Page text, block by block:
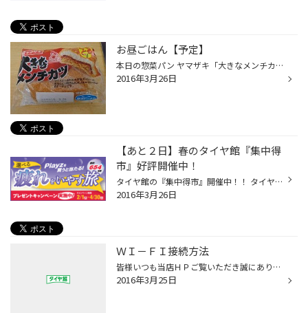
お昼ごはん【予定】
本日の惣菜パン ヤマザキ「大きなメンチカツ」 このシリーズって、惣菜ドーナツと記載があるのですが 穴も開いていないのに、なぜドーナツなんでしょうか？ そもそも、ドーナツの定義から調べんといかんですね(；一_一) まあ、おいしいので何でもＯＫなんですがね（笑）
2016年3月26日
【あと２日】春のタイヤ館『集中得
市』好評開催中！
タイヤ館の『集中得市』開催中！！ タイヤ館の年数回のメインイベントです！！ セール期間も本日（２６日）明日（２７日）の残り２日間となりました。 今回はもちろん『新商品タイヤ』です！！ そろそろスタッドレスからノーマルで戻そうかなとお考えの方・車検で交換しなければならない方はこの機...
2016年3月26日
ＷＩ－ＦＩ接続方法
皆様いつも当店ＨＰご覧いただき誠にありがとうございます。 昨日、日記で書いたＷＩ－ＦＩですが・・・ 自分でも、接続できないという・・・笑 ネット環境に疎いです(；一_一) 誰でも簡単に接続できる、方法の用紙をいただきました。 作業待ち時間時、つなぎ方を聞いていただければ 設定できますの...
2016年3月25日